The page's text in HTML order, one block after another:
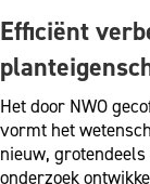
Efficiënt
Het door NWO
vormt het
nieuw,
onderzoek